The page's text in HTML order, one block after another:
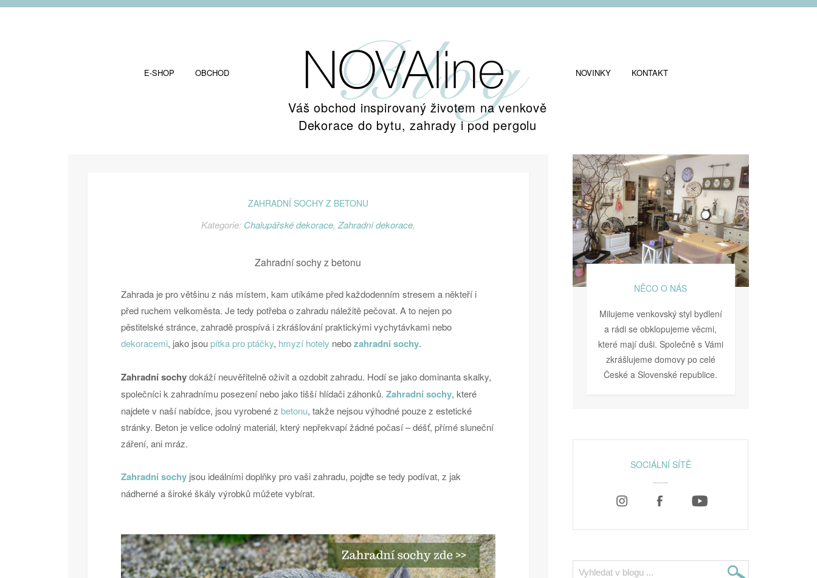
E-SHOP OBCHOD
Váš obchod inspirovaný životem na venkově
Dekorace do bytu, zahrady i pod pergolu
NOVINKY KONTAKT
ZAHRADNÍ SOCHY Z BETONU
Kategorie: Chalupářské dekorace, Zahradní dekorace,
Zahradní sochy z betonu
Zahrada je pro většinu z nás místem, kam utíkáme před každodenním stresem a někteří i
před ruchem velkoměsta. Je tedy potřeba o zahradu náležitě pečovat. A to nejen po
pěstitelské stránce, zahradě prospívá i zkrášlování praktickými vychytávkami nebo
dekoracemi, jako jsoupítka pro ptáčky, hmyzí hotely nebozahradní sochy.
Zahradní sochydokáží neuvěřitelně oživit a ozdobit zahradu. Hodí se jako dominanta skalky,
společníci k zahradnímu posezení nebo jako tišší hlídači záhonků. Zahradní sochy, které
najdete v naší nabídce, jsou vyrobené z betonu, takže nejsou výhodné pouze z estetické
stránky. Beton je velice odolný materiál, který nepřekvapí žádné počasí – déšť, přímé sluneční
záření, ani mráz.
Zahradní sochyjsou ideálními doplňky pro vaši zahradu, pojďte se tedy podívat, z jak
nádherné a široké škály výrobků můžete vybírat.
NĚCO O NÁS
Milujeme venkovský styl bydlení
a rádi se obklopujeme věcmi,
které mají duši. Společně s Vámi
zkrášlujeme domovy po celé
České a Slovenské republice.
SOCIÁLNÍ SÍTĚ